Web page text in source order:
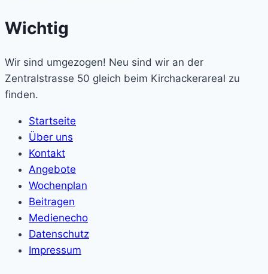
Wichtig
Wir sind umgezogen! Neu sind wir an der
Zentralstrasse 50 gleich beim Kirchackerareal zu
finden.
Startseite
Über uns
Kontakt
Angebote
Wochenplan
Beitragen
Medienecho
Datenschutz
Impressum